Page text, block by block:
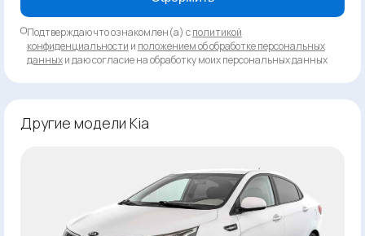
Подтверждаю что ознакомлен(а) сполитикой
конфиденциальности и положением об обработке персональных
данныхи даю согласие на обработку моих персональных данных
Другие модели Kia